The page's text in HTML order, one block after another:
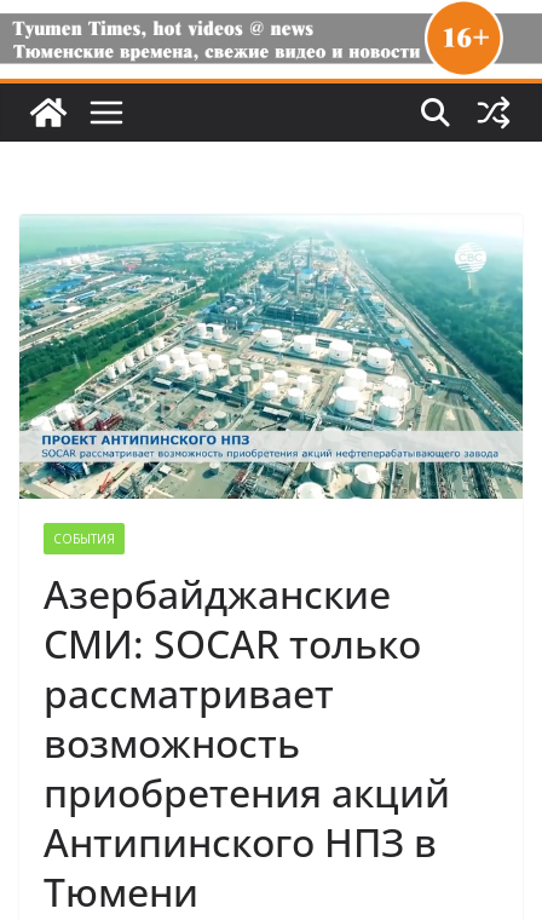
СОБЫТИЯ
Азербайджанские
СМИ: SOCAR только
рассматривает
возможность
приобретения акций
Антипинского НПЗ в
Тюмени